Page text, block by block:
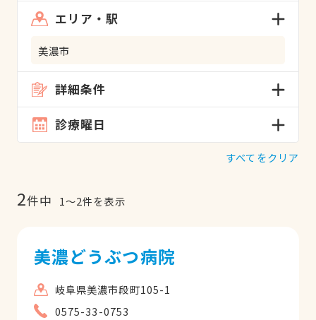
エリア・駅
美濃市
詳細条件
診療曜日
すべてをクリア
2件中 1〜2件を表示
美濃どうぶつ病院
岐阜県美濃市段町105-1
0575-33-0753